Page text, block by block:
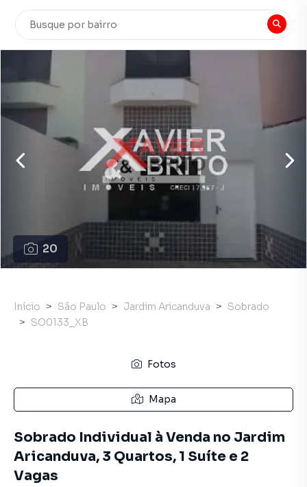
20
Início São Paulo Jardim Aricanduva
Sobrado
SO0133_XB
Fotos
Mapa
Sobrado Individual à Venda no Jardim
Aricanduva, 3 Quartos, 1 Suíte e 2
Vagas